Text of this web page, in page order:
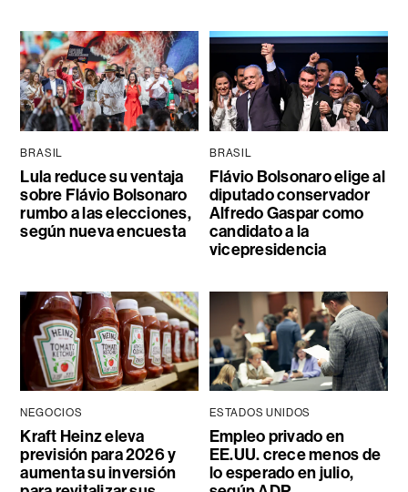
BRASIL
Lula reduce su ventaja
sobre Flávio Bolsonaro
rumbo a las elecciones,
según nueva encuesta
BRASIL
Flávio Bolsonaro elige al
diputado conservador
Alfredo Gaspar como
candidato a la
vicepresidencia
NEGOCIOS
Kraft Heinz eleva
previsión para 2026 y
aumenta su inversión
ESTADOS UNIDOS
Empleo privado en
EE.UU. crece menos de
lo esperado en julio,